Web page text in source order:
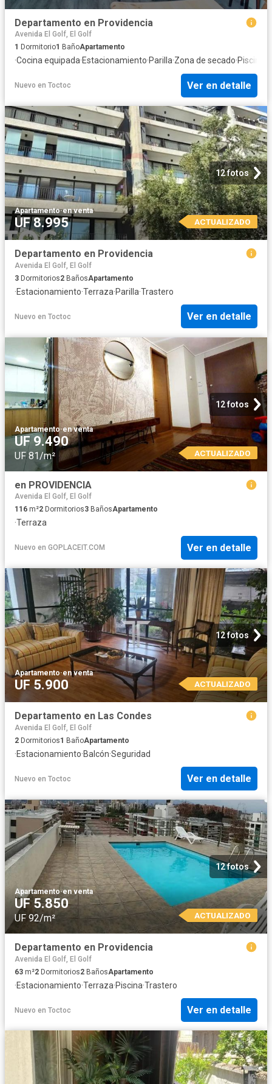
Departamento en Providencia
Avenida El Golf, El Golf
1 Dormitorio1 BañoApartamento
·Cocina equipada·Estacionamiento·Parilla·Zona de secado·Piscina
Nuevo en Toctoc Ver en detalle
12 fotos
Apartamento·en venta
UF 8.995 ACTUALIZADO
Departamento en Providencia
Avenida El Golf, El Golf
3 Dormitorios2 BañosApartamento
·Estacionamiento·Terraza·Parilla·Trastero
Nuevo en Toctoc Ver en detalle
12 fotos
Apartamento·en venta
UF 9.490
UF 81/m² ACTUALIZADO
en PROVIDENCIA
Avenida El Golf, El Golf
116 m²2 Dormitorios3 BañosApartamento
·Terraza
Nuevo en GOPLACEIT.COM Ver en detalle
12 fotos
Apartamento·en venta
UF 5.900 ACTUALIZADO
Departamento en Las Condes
Avenida El Golf, El Golf
2 Dormitorios1 BañoApartamento
·Estacionamiento·Balcón·Seguridad
Nuevo en Toctoc Ver en detalle
12 fotos
Apartamento·en venta
UF 5.850
UF 92/m² ACTUALIZADO
Departamento en Providencia
Avenida El Golf, El Golf
63 m²2 Dormitorios2 BañosApartamento
·Estacionamiento·Terraza·Piscina·Trastero
Nuevo en Toctoc Ver en detalle